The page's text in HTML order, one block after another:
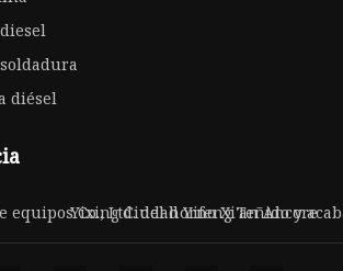
diésel
equipos Co., Ltd. del horno Xi'an Ancore
Yixing Ciudad Yifeng Teñido y